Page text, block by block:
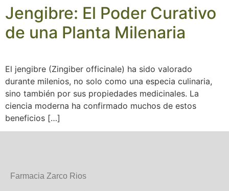
Jengibre: El Poder Curativo
de una Planta Milenaria
El jengibre (Zingiber officinale) ha sido valorado
durante milenios, no solo como una especia culinaria,
sino también por sus propiedades medicinales. La
ciencia moderna ha confirmado muchos de estos
beneficios […]
Farmacia Zarco Rios